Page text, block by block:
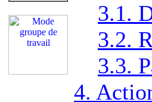
3.1.
3.2.
3.3.
4.